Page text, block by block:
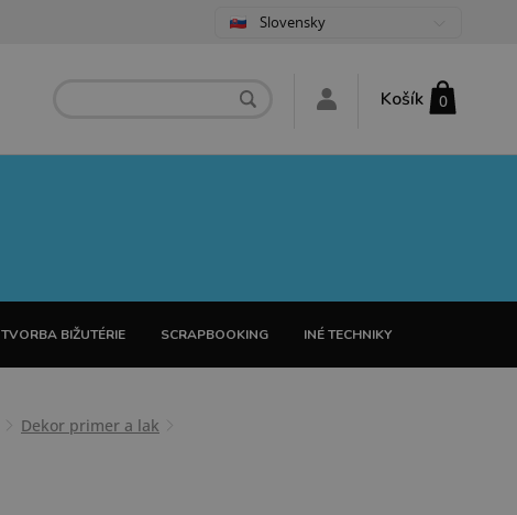
Slovensky
Košík 0
TVORBA BIŽUTÉRIE SCRAPBOOKING INÉ TECHNIKY
Dekor primer a lak